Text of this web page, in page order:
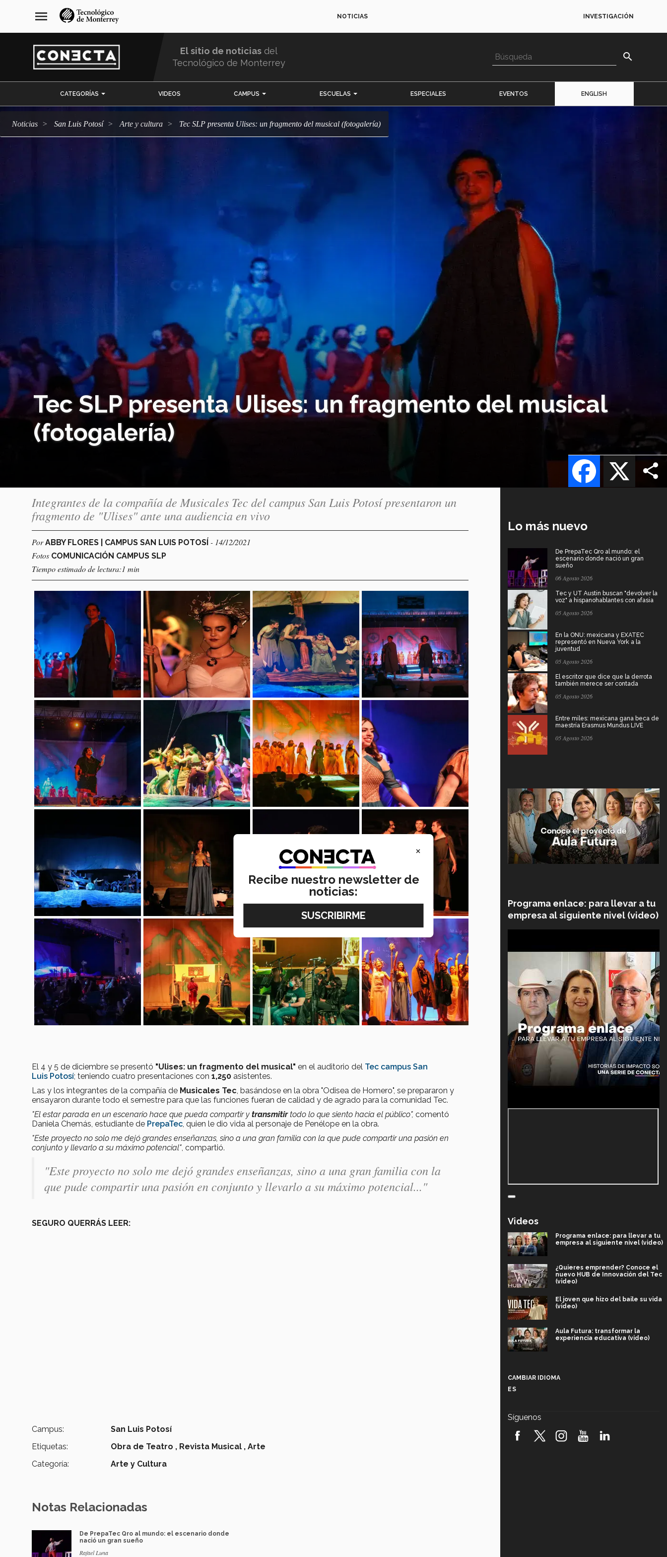
navegación
principal
menu NOTICIAS INVESTIGACIÓN
El sitio de noticias del
Tecnológico de Monterrey
search
CATEGORÍAS VIDEOS CAMPUS ESCUELAS ESPECIALES EVENTOS ENGLISH
Noticias San Luis Potosí arte y cultura Tec SLP presenta Ulises: un fragmento del musical (fotogalería)
Tec SLP presenta Ulises: un fragmento del musical
(fotogalería)
X
Facebook
Integrantes de la compañía de Musicales Tec del campus San Luis Potosí presentaron un
fragmento de "Ulises" ante una audiencia en vivo
PorABBY FLORES | CAMPUS SAN LUIS POTOSÍ - 14/12/2021
Fotos COMUNICACIÓN CAMPUS SLP
Tiempo estimado de lectura:1 min
El 4 y 5 de diciembre se presentó "Ulises: un fragmento del musical" en el auditorio del Tec campus San
Luis Potosí; teniendo cuatro presentaciones con 1,250 asistentes.
Las y los integrantes de la compañía de Musicales Tec, basándose en la obra "Odisea de Homero", se prepararon y
ensayaron durante todo el semestre para que las funciones fueran de calidad y de agrado para la comunidad Tec.
"El estar parada en un escenario hace que pueda compartir y transmitirtodo lo que siento hacia el público", comentó
Daniela Chemás, estudiante de PrepaTec, quien le dio vida al personaje de Penélope en la obra.
"Este proyecto no solo me dejó grandes enseñanzas, sino a una gran familia con la que pude compartir una pasión en
conjunto y llevarlo a su máximo potencial", compartió.
"Este proyecto no solo me dejó grandes enseñanzas, sino a una gran familia con la
que pude compartir una pasión en conjunto y llevarlo a su máximo potencial..."
SEGURO QUERRÁS LEER:
Campus:
San Luis Potosí
Etiquetas:
Obra de Teatro , Revista Musical , Arte
Categoría:
Arte y Cultura
Notas Relacionadas
De PrepaTec Qro al mundo: el escenario donde
nació un gran sueño
Rafael Luna
Lo más nuevo
De PrepaTec Qro al mundo: el
escenario donde nació un gran
sueño
06 Agosto 2026
Tec y UT Austin buscan "devolver la
voz" a hispanohablantes con afasia
05 Agosto 2026
En la ONU: mexicana y EXATEC
representó en Nueva York a la
juventud
05 Agosto 2026
El escritor que dice que la derrota
también merece ser contada
05 Agosto 2026
Entre miles: mexicana gana beca de
maestría Erasmus Mundus LIVE
05 Agosto 2026
Programa enlace: para llevar a tu
empresa al siguiente nivel (video)
Videos
Programa enlace: para llevar a tu
empresa al siguiente nivel (video)
¿Quieres emprender? Conoce el
nuevo HUB de Innovación del Tec
(video)
El joven que hizo del baile su vida
(video)
Aula Futura: transformar la
experiencia educativa (video)
robótica FIRST 2026! (video)
CAMBIAR IDIOMA
ES
Síguenos
×
Recibe nuestro newsletter de
noticias: